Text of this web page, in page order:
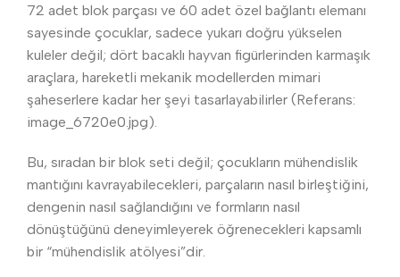
72 adet blok parçası ve 60 adet özel bağlantı elemanı
sayesinde çocuklar, sadece yukarı doğru yükselen
kuleler değil; dört bacaklı hayvan figürlerinden karmaşık
araçlara, hareketli mekanik modellerden mimari
şaheserlere kadar her şeyi tasarlayabilirler (Referans:
image_6720e0.jpg).
Bu, sıradan bir blok seti değil; çocukların mühendislik
mantığını kavrayabilecekleri, parçaların nasıl birleştiğini,
dengenin nasıl sağlandığını ve formların nasıl
dönüştüğünü deneyimleyerek öğrenecekleri kapsamlı
bir “mühendislik atölyesi”dir.